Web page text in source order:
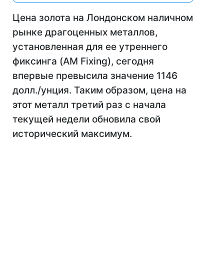
Цена золота на Лондонском наличном
рынке драгоценных металлов,
установленная для ее утреннего
фиксинга (AM Fixing), сегодня
впервые превысила значение 1146
долл./унция. Таким образом, цена на
этот металл третий раз с начала
текущей недели обновила свой
исторический максимум.